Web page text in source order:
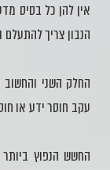
אין להן כל בסיס
הנבון צריך
החלק השני
עקב חוסר ידע או
החשש הנפוץ